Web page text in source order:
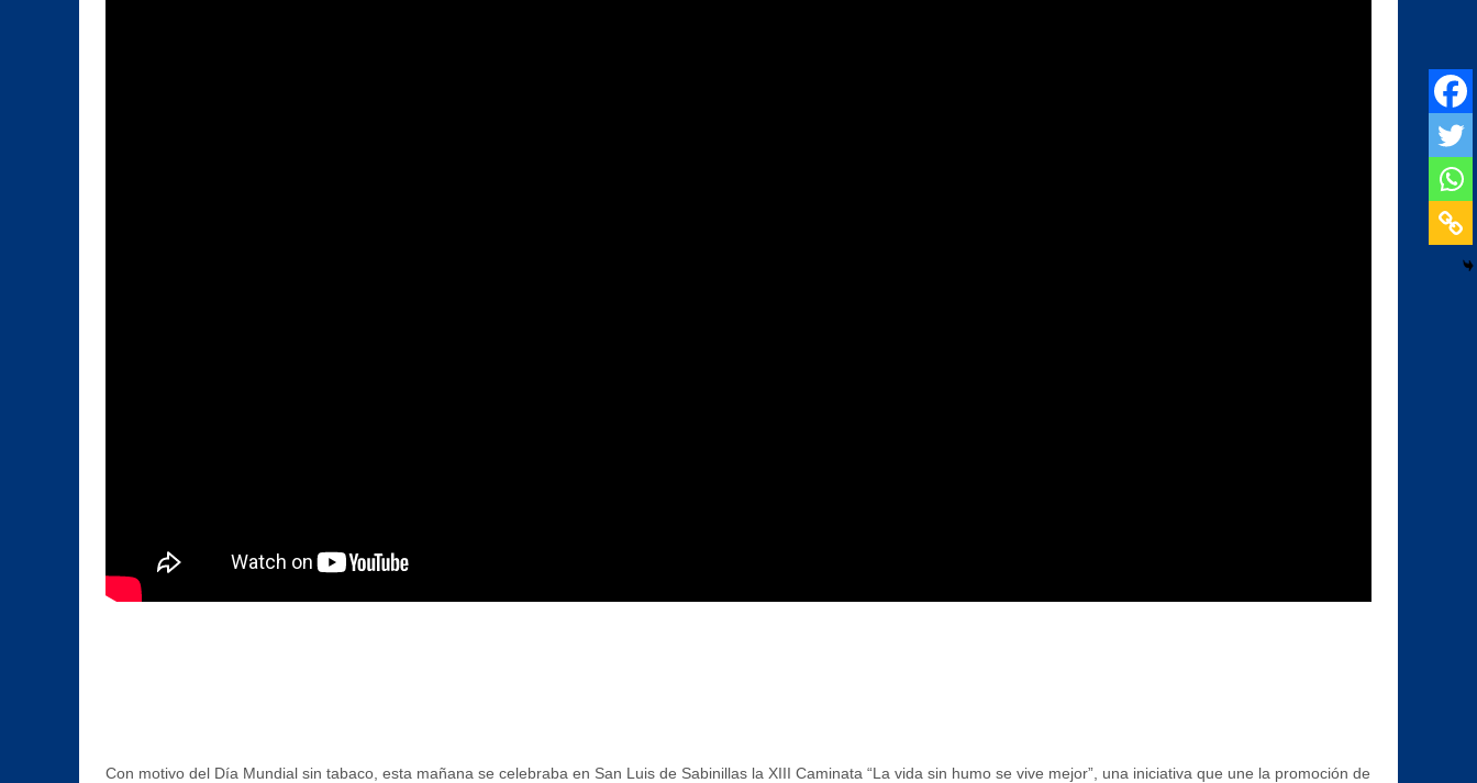
Con motivo del Día Mundial sin tabaco, esta mañana se celebraba en San Luis de Sabinillas la XIII Caminata “La vida sin humo se vive mejor”, una iniciativa que une la promoción de